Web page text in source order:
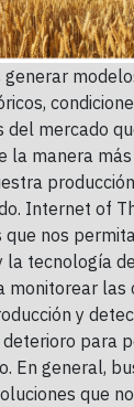
generar
del mercado
la manera
Internet of
que nos
la tecnología
monitorear las
y
deterioro para
En general,
que